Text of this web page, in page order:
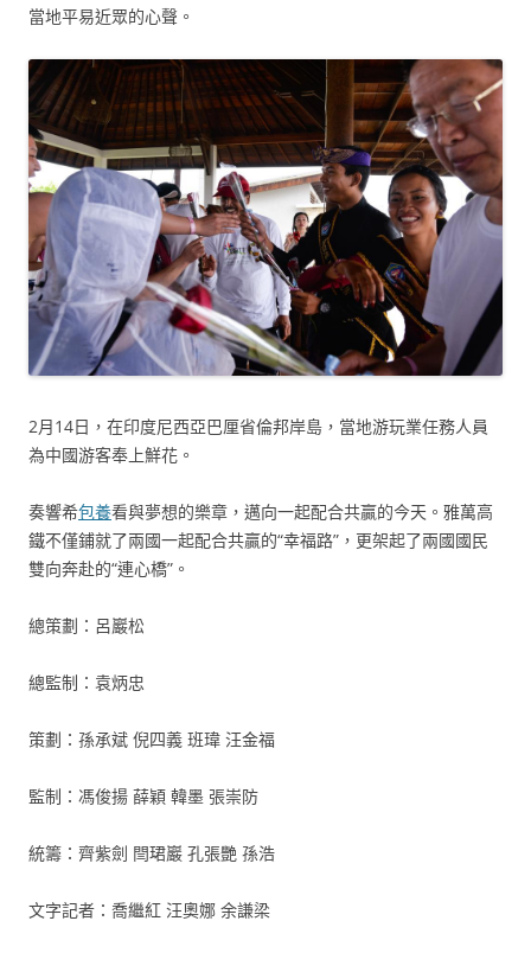
當地平易近眾的心聲。
2月14日，在印度尼西亞巴厘省倫邦岸島，當地游玩業任務人員
為中國游客奉上鮮花。
奏響希包養看與夢想的樂章，邁向一起配合共贏的今天。雅萬高
鐵不僅鋪就了兩國一起配合共贏的“幸福路”，更架起了兩國國民
雙向奔赴的“連心橋”。
總策劃：呂巖松
總監制：袁炳忠
策劃：孫承斌 倪四義 班瑋 汪金福
監制：馮俊揚 薛穎 韓墨 張崇防
統籌：齊紫劍 閆珺巖 孔張艷 孫浩
文字記者：喬繼紅 汪奧娜 余謙梁